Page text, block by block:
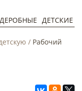
ДЕТСКИЕ
/ Рабочий